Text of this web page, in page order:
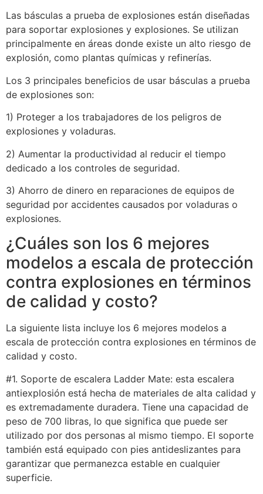
Las básculas a prueba de explosiones están diseñadas
para soportar explosiones y explosiones. Se utilizan
principalmente en áreas donde existe un alto riesgo de
explosión, como plantas químicas y refinerías.
Los 3 principales beneficios de usar básculas a prueba
de explosiones son:
1) Proteger a los trabajadores de los peligros de
explosiones y voladuras.
2) Aumentar la productividad al reducir el tiempo
dedicado a los controles de seguridad.
3) Ahorro de dinero en reparaciones de equipos de
seguridad por accidentes causados por voladuras o
explosiones.
¿Cuáles son los 6 mejores
modelos a escala de protección
contra explosiones en términos
de calidad y costo?
La siguiente lista incluye los 6 mejores modelos a
escala de protección contra explosiones en términos de
calidad y costo.
#1. Soporte de escalera Ladder Mate: esta escalera
antiexplosión está hecha de materiales de alta calidad y
es extremadamente duradera. Tiene una capacidad de
peso de 700 libras, lo que significa que puede ser
utilizado por dos personas al mismo tiempo. El soporte
también está equipado con pies antideslizantes para
garantizar que permanezca estable en cualquier
superficie.